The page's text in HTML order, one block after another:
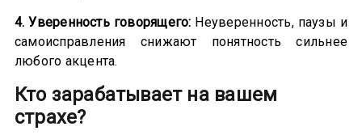
4. Уверенность говорящего: Неуверенность, паузы и
самоисправления снижают понятность сильнее
любого акцента.
Кто зарабатывает на вашем
страхе?